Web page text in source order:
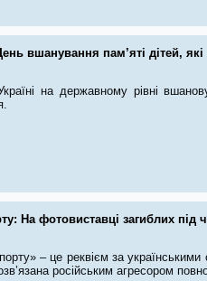
вшанування пам’яті дітей, які
на державному рівні
На фотовиставці загиблих під
– це реквієм за
російським агресором